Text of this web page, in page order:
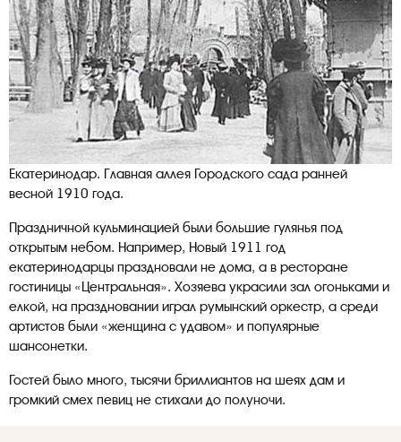
Екатеринодар. Главная аллея Городского сада ранней
весной 1910 года.
Праздничной кульминацией были большие гулянья под
открытым небом. Например, Новый 1911 год
екатеринодарцы праздновали не дома, а в ресторане
гостиницы «Центральная». Хозяева украсили зал огоньками и
елкой, на праздновании играл румынский оркестр, а среди
артистов были «женщина с удавом» и популярные
шансонетки.
Гостей было много, тысячи бриллиантов на шеях дам и
громкий смех певиц не стихали до полуночи.